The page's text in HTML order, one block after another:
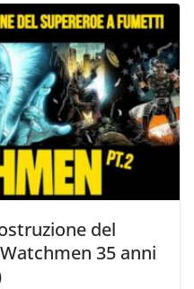
del
35 anni